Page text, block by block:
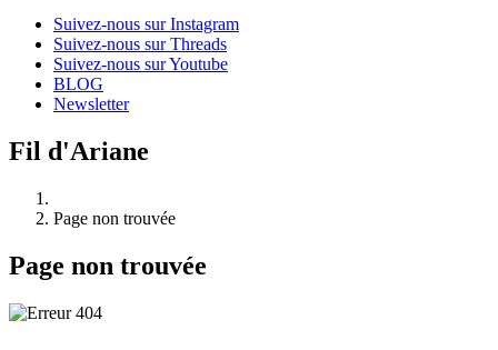
Suivez-nous sur Instagram
Suivez-nous sur Threads
Suivez-nous sur Youtube
BLOG
Newsletter
Fil d'Ariane
Page non trouvée
Page non trouvée